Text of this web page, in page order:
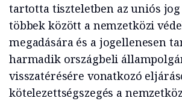
tartotta tiszteletben az uniós jog
többek között a nemzetközi
megadására és a jogellenesen
harmadik országbeli
visszatérésére vonatkozó
kötelezettségszegés a